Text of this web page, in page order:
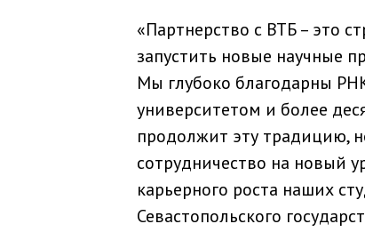
«Партнерство с ВТБ – это
запустить новые научные
Мы глубоко благодарны
университетом и более
продолжит эту традицию,
сотрудничество на новый
карьерного роста наших
Севастопольского